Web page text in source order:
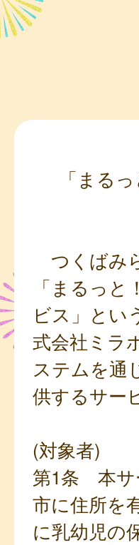
「まる
つくばみ
「まるっ
ビス」とい
式会社ミラ
ステムを通
供するサー
(対象者)
第1条 本サ
市に住所を
に乳幼児の